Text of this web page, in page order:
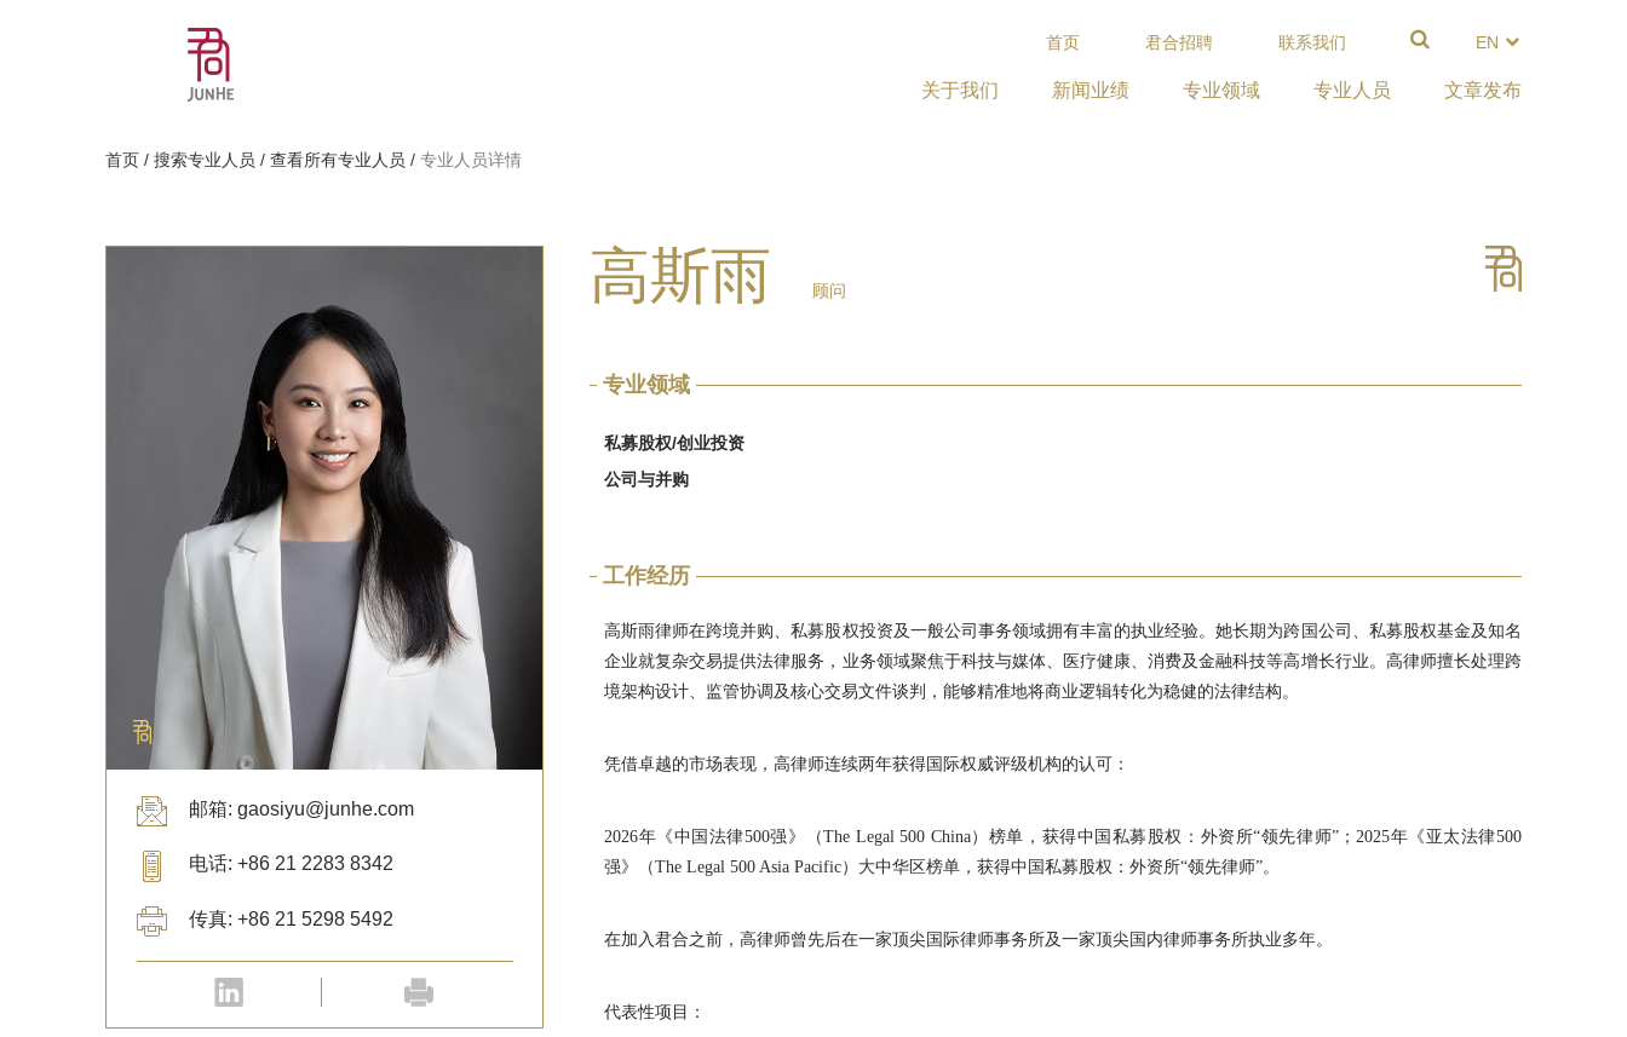
EN
首页 君合招聘 联系我们
关于我们 新闻业绩 专业领域 专业人员 文章发布
首页 / 搜索专业人员 / 查看所有专业人员 / 专业人员详情
邮箱: gaosiyu@junhe.com
电话: +86 21 2283 8342
传真: +86 21 5298 5492
高斯雨 顾问
专业领域
私募股权/创业投资
公司与并购
工作经历
高斯雨律师在跨境并购、私募股权投资及一般公司事务领域拥有丰富的执业经验。她长期为跨国公司、私募股权基金及知名
企业就复杂交易提供法律服务，业务领域聚焦于科技与媒体、医疗健康、消费及金融科技等高增长行业。高律师擅长处理跨
境架构设计、监管协调及核心交易文件谈判，能够精准地将商业逻辑转化为稳健的法律结构。
凭借卓越的市场表现，高律师连续两年获得国际权威评级机构的认可：
2026年《中国法律500强》（The Legal 500 China）榜单，获得中国私募股权：外资所“领先律师”；2025年《亚太法律500
强》（The Legal 500 Asia Pacific）大中华区榜单，获得中国私募股权：外资所“领先律师”。
在加入君合之前，高律师曾先后在一家顶尖国际律师事务所及一家顶尖国内律师事务所执业多年。
代表性项目：